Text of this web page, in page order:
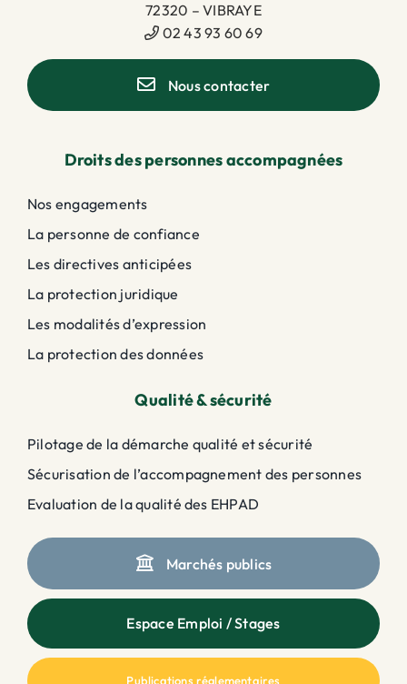
72320 – VIBRAYE
02 43 93 60 69
Nous contacter
Droits des personnes accompagnées
Nos engagements
La personne de confiance
Les directives anticipées
La protection juridique
Les modalités d’expression
La protection des données
Qualité & sécurité
Pilotage de la démarche qualité et sécurité
Sécurisation de l’accompagnement des personnes
Evaluation de la qualité des EHPAD
Marchés publics
Espace Emploi / Stages
Publications réglementaires